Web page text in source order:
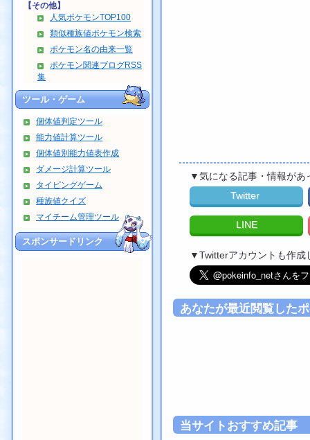
【その他】
人気ポケモンTOP100
類似種族値ポケモン検索
ポケモン名の由来一覧
ポケモン関連ブログRSS
集
ツール・ゲーム
個体値判定ツール
能力値計算ツール
個体値別能力値表作成
ダメージ計算ツール
タイピングゲーム
種族値クイズ
マイチーム管理ツール
スポンサードリンク
▼気になる記事・情報があ
Twitter
LINE
▼Twitterアカウントも作成
あなたが最近閲覧した
当サイトおすすめ記事